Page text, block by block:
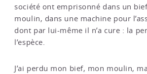
société ont emprisonné dans un
moulin, dans une machine pour
dont par lui-même il n’a cure : la
l’espèce.
J’ai perdu mon bief, mon moulin,